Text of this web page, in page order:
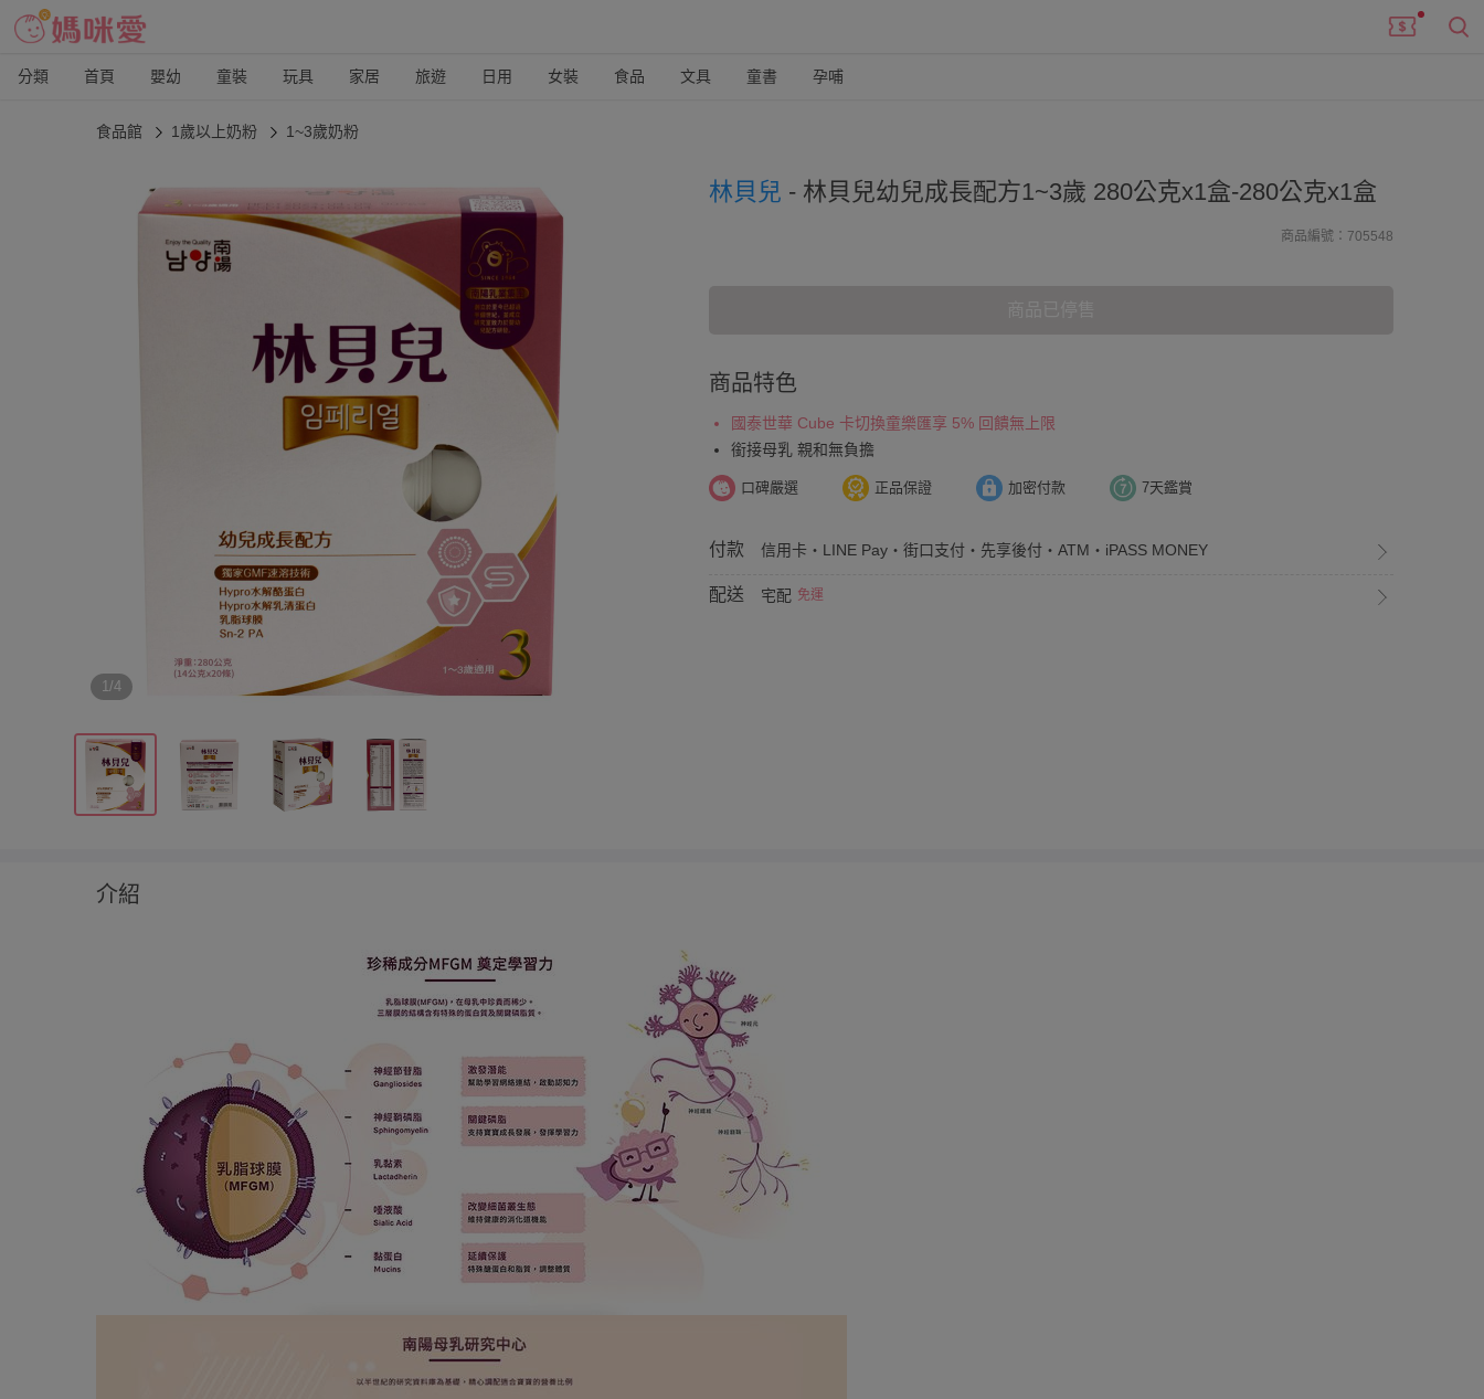
分類 首頁 嬰幼 童裝 玩具 家居 旅遊 日用 女裝 食品 文具 童書 孕哺
食品館 1歲以上奶粉 1~3歲奶粉
1/4
林貝兒 - 林貝兒幼兒成長配方1~3歲 280公克x1盒-280公克x1盒
商品編號：705548
商品特色
國泰世華 Cube 卡切換童樂匯享 5% 回饋無上限
銜接母乳 親和無負擔
口碑嚴選 正品保證 加密付款 7天鑑賞
付款 信用卡・LINE Pay・街口支付・先享後付・ATM・iPASS MONEY
配送 宅配 免運
介紹